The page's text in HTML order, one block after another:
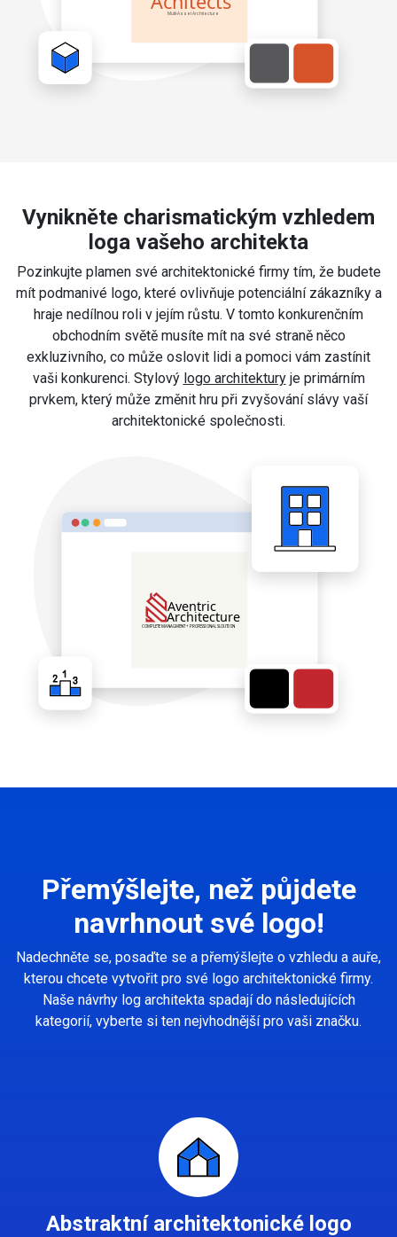
Vynikněte charismatickým vzhledem
loga vašeho architekta
Pozinkujte plamen své architektonické firmy tím, že budete
mít podmanivé logo, které ovlivňuje potenciální zákazníky a
hraje nedílnou roli v jejím růstu. V tomto konkurenčním
obchodním světě musíte mít na své straně něco
exkluzivního, co může oslovit lidi a pomoci vám zastínit
vaši konkurenci. Stylový logo architekturyje primárním
prvkem, který může změnit hru při zvyšování slávy vaší
architektonické společnosti.
Přemýšlejte, než půjdete
navrhnout své logo!
Nadechněte se, posaďte se a přemýšlejte o vzhledu a auře,
kterou chcete vytvořit pro své logo architektonické firmy.
Naše návrhy log architekta spadají do následujících
kategorií, vyberte si ten nejvhodnější pro vaši značku.
Abstraktní architektonické logo